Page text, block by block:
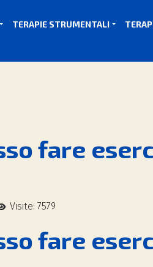
TERAPIE STRUMENTALI
fare
Visite: 7579
fare